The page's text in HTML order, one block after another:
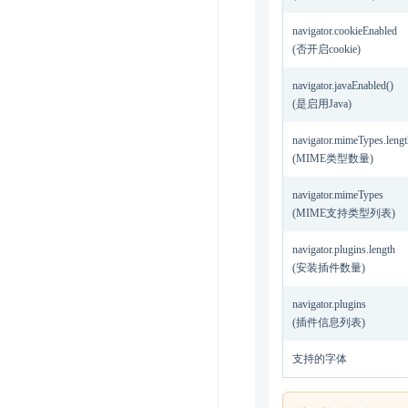
navigator.cookieEnabled
(否开启cookie)
navigator.javaEnabled()
(是启用Java)
(MIME类型数量)
navigator.mimeTypes
(MIME支持类型列表)
navigator.plugins.length
(安装插件数量)
navigator.plugins
(插件信息列表)
支持的字体